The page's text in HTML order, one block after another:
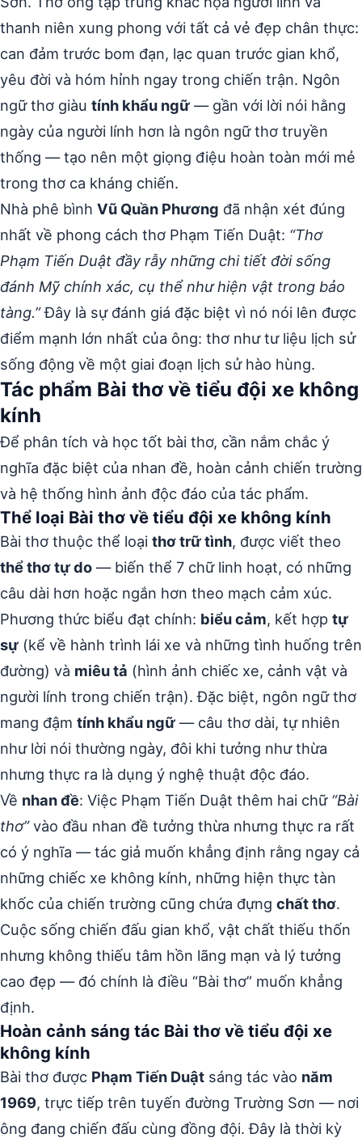
thanh niên xung phong với tất cả vẻ đẹp chân thực:
can đảm trước bom đạn, lạc quan trước gian khổ,
yêu đời và hóm hỉnh ngay trong chiến trận. Ngôn
ngữ thơ giàu tính khẩu ngữ — gần với lời nói hằng
ngày của người lính hơn là ngôn ngữ thơ truyền
thống — tạo nên một giọng điệu hoàn toàn mới mẻ
trong thơ ca kháng chiến.
Nhà phê bình Vũ Quần Phương đã nhận xét đúng
nhất về phong cách thơ Phạm Tiến Duật: “Thơ
Phạm Tiến Duật đầy rẫy những chi tiết đời sống
đánh Mỹ chính xác, cụ thể như hiện vật trong bảo
tàng.”Đây là sự đánh giá đặc biệt vì nó nói lên được
điểm mạnh lớn nhất của ông: thơ như tư liệu lịch sử
sống động về một giai đoạn lịch sử hào hùng.
Tác phẩm Bài thơ về tiểu đội xe không
kính
Để phân tích và học tốt bài thơ, cần nắm chắc ý
nghĩa đặc biệt của nhan đề, hoàn cảnh chiến trường
và hệ thống hình ảnh độc đáo của tác phẩm.
Thể loại Bài thơ về tiểu đội xe không kính
Bài thơ thuộc thể loại thơ trữ tình, được viết theo
thể thơ tự do — biến thể 7 chữ linh hoạt, có những
câu dài hơn hoặc ngắn hơn theo mạch cảm xúc.
Phương thức biểu đạt chính: biểu cảm, kết hợp tự
sự (kể về hành trình lái xe và những tình huống trên
đường) và miêu tả (hình ảnh chiếc xe, cảnh vật và
người lính trong chiến trận). Đặc biệt, ngôn ngữ thơ
mang đậm tính khẩu ngữ — câu thơ dài, tự nhiên
như lời nói thường ngày, đôi khi tưởng như thừa
nhưng thực ra là dụng ý nghệ thuật độc đáo.
Về nhan đề: Việc Phạm Tiến Duật thêm hai chữ “Bài
thơ”vào đầu nhan đề tưởng thừa nhưng thực ra rất
có ý nghĩa — tác giả muốn khẳng định rằng ngay cả
những chiếc xe không kính, những hiện thực tàn
khốc của chiến trường cũng chứa đựng chất thơ.
Cuộc sống chiến đấu gian khổ, vật chất thiếu thốn
nhưng không thiếu tâm hồn lãng mạn và lý tưởng
cao đẹp — đó chính là điều “Bài thơ” muốn khẳng
định.
Hoàn cảnh sáng tác Bài thơ về tiểu đội xe
không kính
Bài thơ được Phạm Tiến Duật sáng tác vào năm
1969, trực tiếp trên tuyến đường Trường Sơn — nơi
ông đang chiến đấu cùng đồng đội. Đây là thời kỳ